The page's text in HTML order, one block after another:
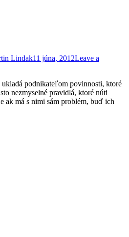
Lindak11 júna, 2012Leave a
ukladá podnikateľom povinnosti, ktoré
nezmyselné pravidlá, ktoré núti
ak má s nimi sám problém, buď ich